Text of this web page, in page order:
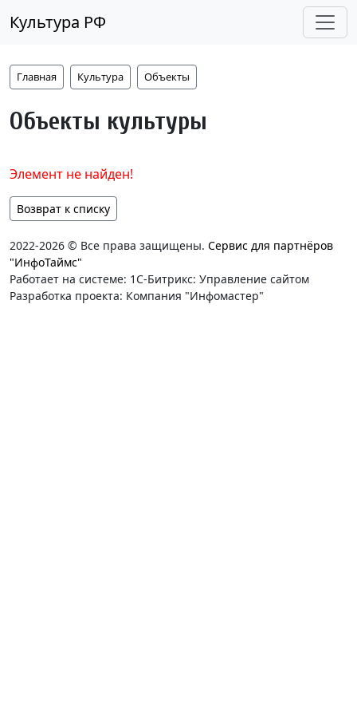
Культура РФ
Главная Культура Объекты
Объекты культуры
Элемент не найден!
Возврат к списку
2022-2026 © Все права защищены. Сервис для партнёров
"ИнфоТаймс"
Работает на системе: 1С-Битрикс: Управление сайтом
Разработка проекта: Компания "Инфомастер"